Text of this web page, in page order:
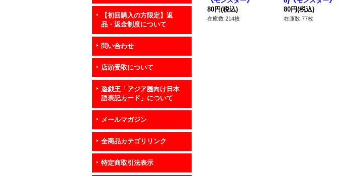
【初回購入の方限定】返
品・返金制度について
問い合わせ
店頭受取について
遊戯王「アジア圏向け日本
語表記カード」について
メールマガジン
全商品カテゴリリンク
特定商取引法表示
80円(税込)
在庫数 214枚
80円(税込)
在庫数 77枚